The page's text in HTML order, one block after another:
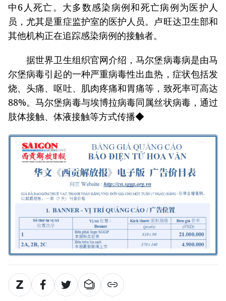
中6人死亡。大多数感染病例和死亡病例为医护人
员，尤其是重症监护室的医护人员。卢旺达卫生部和
其他机构正在追踪感染病例的接触者。
据世界卫生组织官网介绍，马尔堡病毒病是由马
尔堡病毒引起的一种严重病毒性出血热，症状包括发
烧、头痛、呕吐、肌肉疼痛和胃痛等，致死率可高达
88%。马尔堡病毒与埃博拉病毒同属丝状病毒，通过
肢体接触、体液接触等方式传播◆